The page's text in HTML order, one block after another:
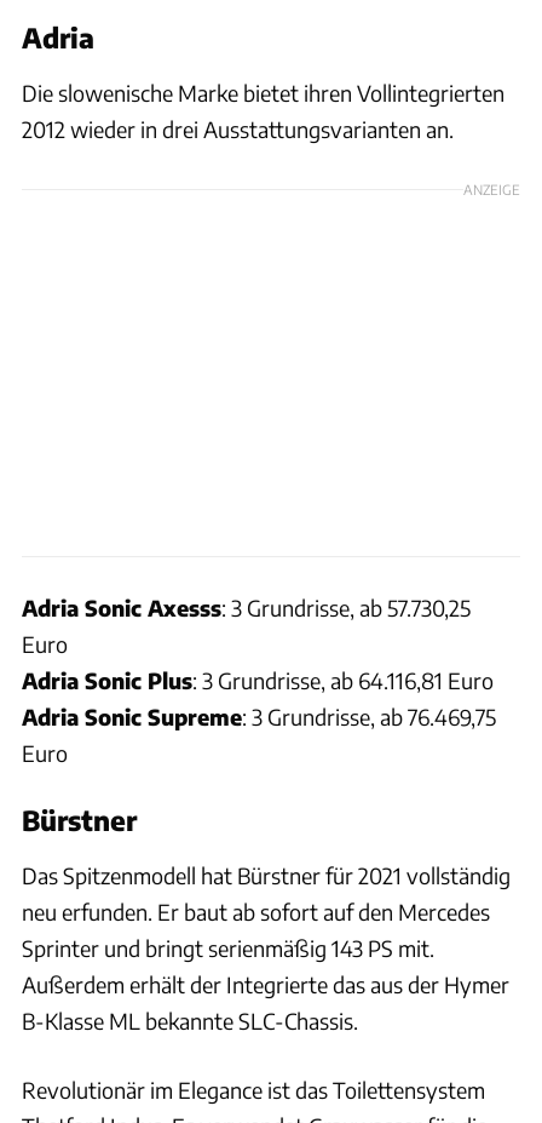
Adria
Die slowenische Marke bietet ihren Vollintegrierten
2012 wieder in drei Ausstattungsvarianten an.
ANZEIGE
Adria Sonic Axesss: 3 Grundrisse, ab 57.730,25
Euro
Adria Sonic Plus: 3 Grundrisse, ab 64.116,81 Euro
Adria Sonic Supreme: 3 Grundrisse, ab 76.469,75
Euro
Bürstner
Das Spitzenmodell hat Bürstner für 2021 vollständig
neu erfunden. Er baut ab sofort auf den Mercedes
Sprinter und bringt serienmäßig 143 PS mit.
Außerdem erhält der Integrierte das aus der Hymer
B-Klasse ML bekannte SLC-Chassis.
Revolutionär im Elegance ist das Toilettensystem